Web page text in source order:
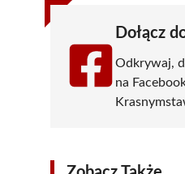
Dołącz
Odkrywaj,
na